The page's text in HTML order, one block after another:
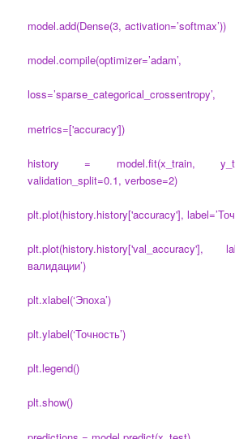
model.add(Dense(3, activation=’softmax’))
model.compile(optimizer=’adam’,
loss=’sparse_categorical_crossentropy’,
metrics=['accuracy'])
history = model.fit(x_train,
validation_split=0.1, verbose=2)
plt.plot(history.history['accuracy'],
plt.plot(history.history['val_accuracy'],
валидации’)
plt.xlabel(‘Эпоха’)
plt.ylabel(‘Точность’)
plt.legend()
plt.show()